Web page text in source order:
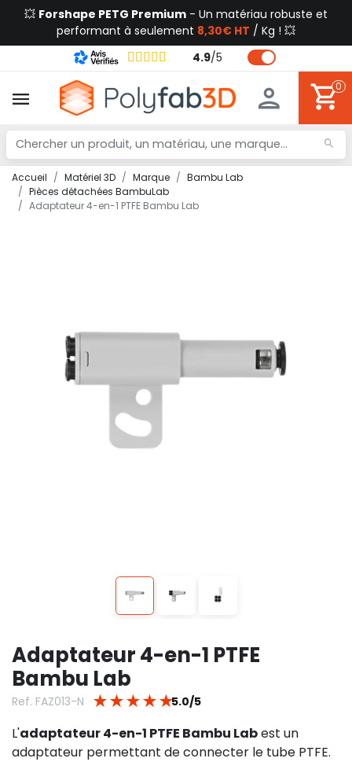
💥 Forshape PETG Premium - Un matériau robuste et
performant à seulement 8,30€ HT / Kg ! 💥
4.9/5
0
Accueil Matériel 3D Marque
Bambu Lab
Pièces détachées BambuLab
Adaptateur 4-en-1 PTFE Bambu Lab
Adaptateur 4-en-1 PTFE
Bambu Lab
Ref. FAZ013-N ★ ★ ★ ★ ★5.0/5
L'adaptateur 4-en-1 PTFE Bambu Labest un
adaptateur permettant de connecter le tube PTFE.